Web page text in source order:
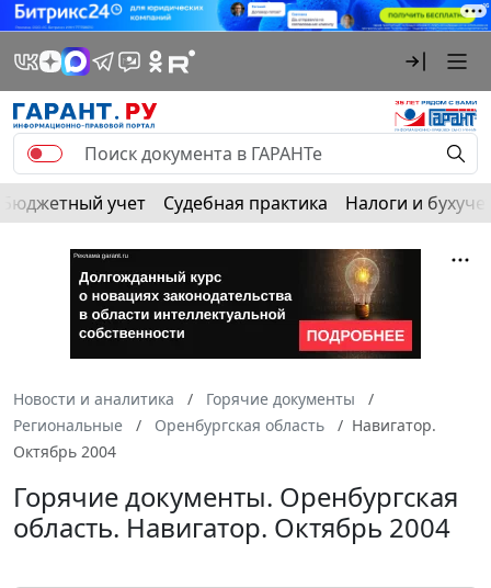
Бюджетный учет Судебная практика Налоги и
Новости и аналитика
Горячие документы
Региональные
Оренбургская область
Навигатор.
Октябрь 2004
Горячие документы. Оренбургская
область. Навигатор. Октябрь 2004